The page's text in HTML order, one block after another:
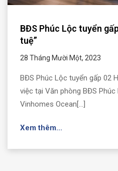
BĐS Phúc Lộc tuyển
tuệ”
28 Tháng Mười Một, 2023
BĐS Phúc Lộc tuyển gấp 02
việc tại Văn phòng BĐS Phúc
Vinhomes Ocean[...]
Xem thêm...